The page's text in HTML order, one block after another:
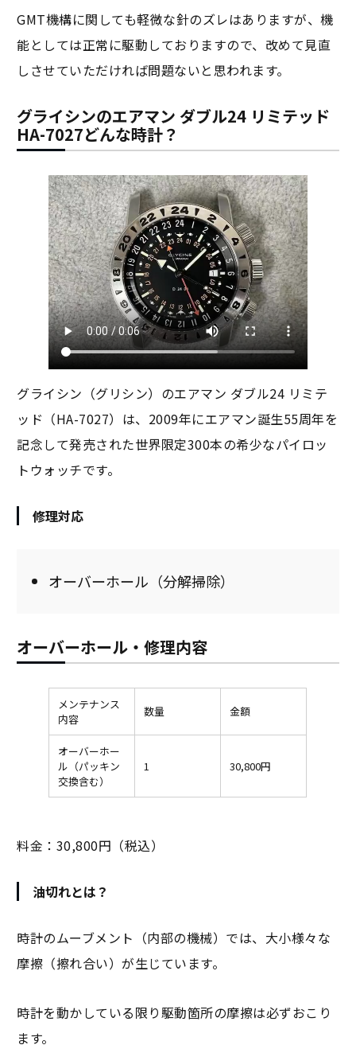
GMT機構に関しても軽微な針のズレはありますが、機
能としては正常に駆動しておりますので、改めて見直
しさせていただければ問題ないと思われます。
グライシンのエアマン ダブル24 リミテッド
HA-7027どんな時計？
グライシン（グリシン）のエアマン ダブル24 リミテ
ッド（HA-7027）は、2009年にエアマン誕生55周年を
記念して発売された世界限定300本の希少なパイロッ
トウォッチです。
修理対応
オーバーホール（分解掃除）
オーバーホール・修理内容
メンテナンス
内容
数量 金額
オーバーホー
ル（パッキン
交換含む）
1 30,800円
料金：30,800円（税込）
油切れとは？
時計のムーブメント（内部の機械）では、大小様々な
摩擦（擦れ合い）が生じています。
時計を動かしている限り駆動箇所の摩擦は必ずおこり
ます。